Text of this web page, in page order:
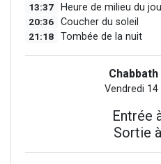
13:37 Heure de milieu du
20:36 Coucher du soleil
21:18 Tombée de la nuit
Chabbath
Vendredi
Entrée
Sortie à